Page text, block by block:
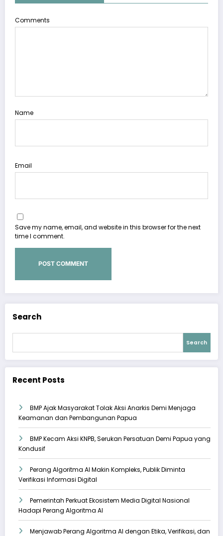
Comments
Name
Email
Save my name, email, and website in this browser for the next
time I comment.
Search
Search
Recent Posts
BMP Ajak Masyarakat Tolak Aksi Anarkis Demi Menjaga
Keamanan dan Pembangunan Papua
BMP Kecam Aksi KNPB, Serukan Persatuan Demi Papua yang
Kondusif
Perang Algoritma AI Makin Kompleks, Publik Diminta
Verifikasi Informasi Digital
Pemerintah Perkuat Ekosistem Media Digital Nasional
Hadapi Perang Algoritma AI
Menjawab Perang Algoritma AI dengan Etika, Verifikasi, dan